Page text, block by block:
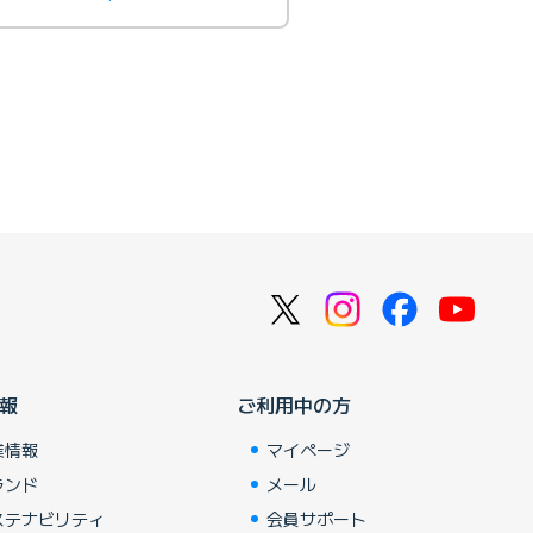
情報
ンド
ナビリティ
ご利用中の方
マイページ
メール
会員サポート